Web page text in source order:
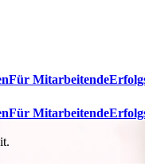
Für Mitarbeitende
Für Mitarbeitende